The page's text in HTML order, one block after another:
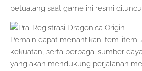
petualang saat game ini resmi
Pemain dapat menantikan item-item
kekuatan, serta berbagai sumber
yang akan mendukung perjalanan